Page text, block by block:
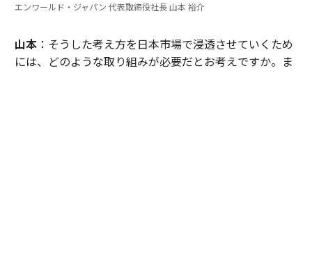
エンワールド・ジャパン 代表取締役社長 山本 裕介
山本：そうした考え方を日本市場で浸透させていくため
には、どのような取り組みが必要だとお考えですか。ま